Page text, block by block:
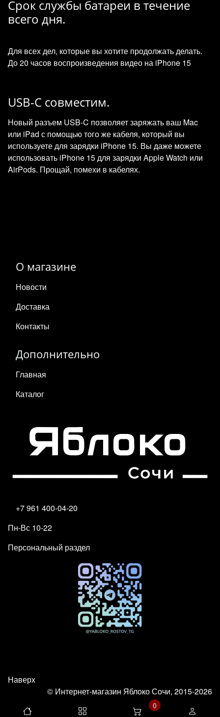
Срок службы батареи в течение
всего дня.
Для всех дел, которые вы хотите продолжать делать.
До 20 часов воспроизведения видео на iPhone 15
USB-C совместим.
Новый разъем USB-C позволяет заряжать ваш Mac
или iPad с помощью того же кабеля, который вы
используете для зарядки iPhone 15. Вы даже можете
использовать iPhone 15 для зарядки Apple Watch или
AirPods. Прощай, помехи в кабелях.
О магазине
Новости
Доставка
Контакты
Дополнительно
Главная
Каталог
+7 961 400-04-20
Пн-Вс 10-22
Персональный раздел
Наверх
© Интернет-магазин Яблоко Сочи, 2015-2026
0